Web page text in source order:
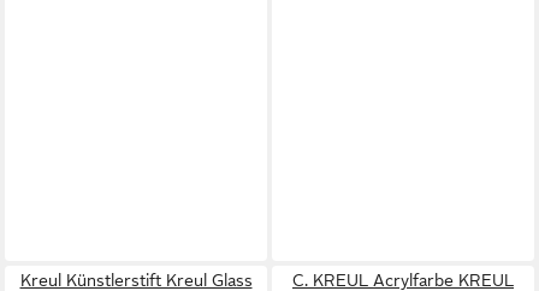
Kreul Künstlerstift Kreul Glass
C. KREUL Acrylfarbe KREUL